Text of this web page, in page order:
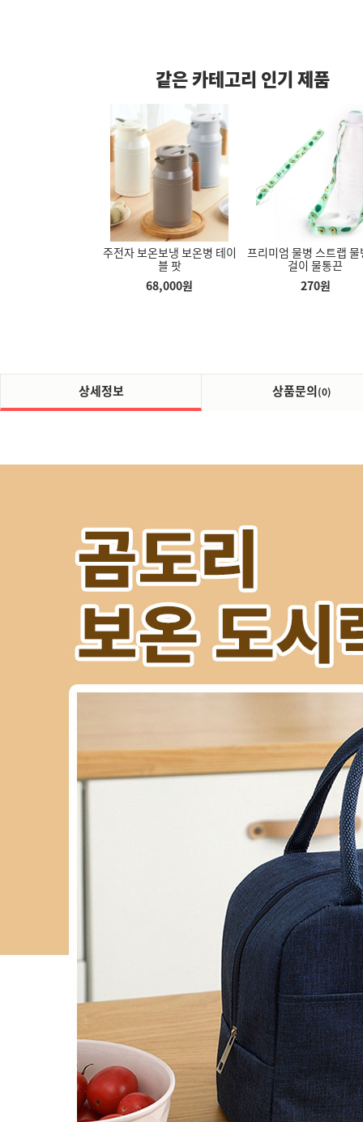
같은 카테고리 인기 제품
주전자 보온보냉 보온병 테이
블 팟
68,000원
프리미엄 물병 스트랩 물
걸이 물통끈
270원
다용도 모니터 받침대 키보드
수납공간 서랍형 모니터 받침
판
8,200원
헬스 손목보호대 웨이트 턱걸
이 풀업 역도 스트랩 밴드 보
호대 2개세트
원
상세정보 상품문의(0)